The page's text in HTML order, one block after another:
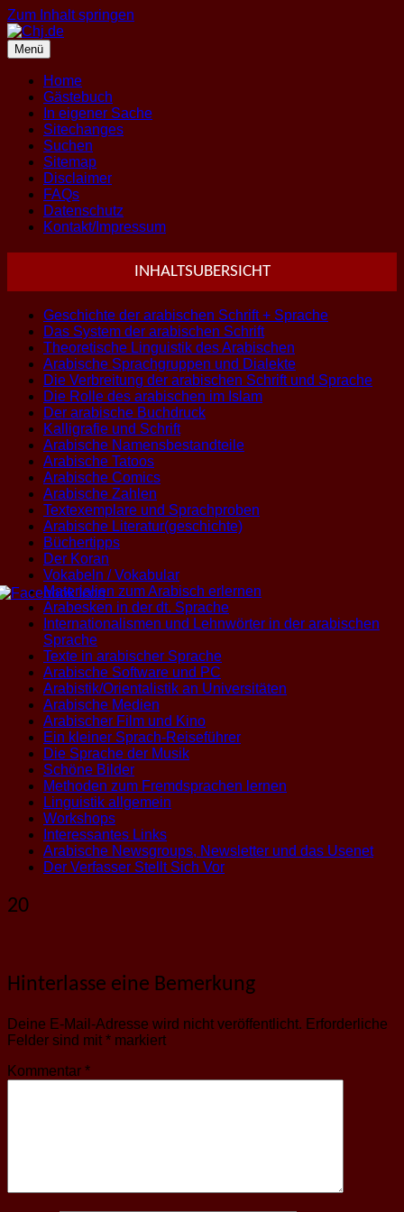
Zum Inhalt springen
Menü
Home
Gästebuch
In eigener Sache
Sitechanges
Suchen
Sitemap
Disclaimer
FAQs
Datenschutz
Kontakt/Impressum
INHALTSUBERSICHT
Geschichte der arabischen Schrift + Sprache
Das System der arabischen Schrift
Theoretische Linguistik des Arabischen
Arabische Sprachgruppen und Dialekte
Die Verbreitung der arabischen Schrift und Sprache
Die Rolle des arabischen im Islam
Der arabische Buchdruck
Kalligrafie und Schrift
Arabische Namensbestandteile
Arabische Tatoos
Arabische Comics
Arabische Zahlen
Textexemplare und Sprachproben
Arabische Literatur(geschichte)
Büchertipps
Der Koran
Vokabeln / Vokabular
Materialien zum Arabisch erlernen
Arabesken in der dt. Sprache
Internationalismen und Lehnwörter in der arabischen
Sprache
Texte in arabischer Sprache
Arabische Software und PC
Arabistik/Orientalistik an Universitäten
Arabische Medien
Arabischer Film und Kino
Ein kleiner Sprach-Reiseführer
Die Sprache der Musik
Schöne Bilder
Methoden zum Fremdsprachen lernen
Linguistik allgemein
Workshops
Interessantes Links
Arabische Newsgroups, Newsletter und das Usenet
Der Verfasser Stellt Sich Vor
20
Hinterlasse eine Bemerkung
Deine E-Mail-Adresse wird nicht veröffentlicht. Erforderliche
Felder sind mit * markiert
Kommentar *